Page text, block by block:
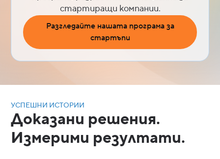
стартиращи компании.
Разгледайте нашата програма за
стартъпи
УСПЕШНИ ИСТОРИИ
Доказани решения.
Измерими резултати.